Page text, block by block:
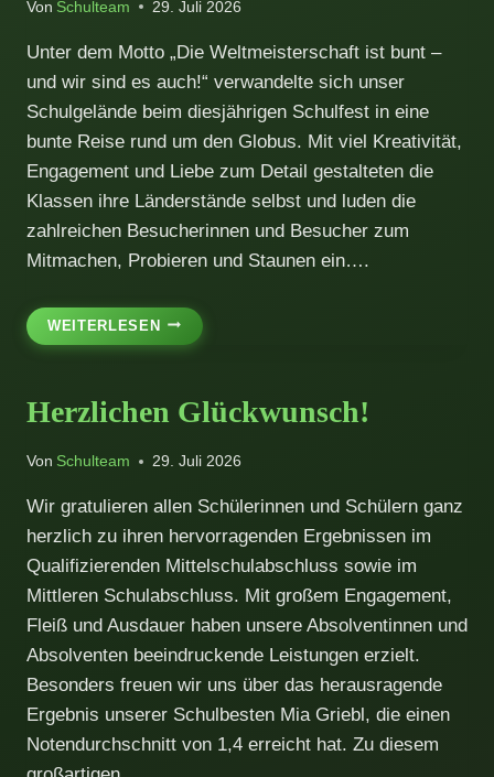
Von Schulteam 29. Juli 2026
Unter dem Motto „Die Weltmeisterschaft ist bunt –
und wir sind es auch!“ verwandelte sich unser
Schulgelände beim diesjährigen Schulfest in eine
bunte Reise rund um den Globus. Mit viel Kreativität,
Engagement und Liebe zum Detail gestalteten die
Klassen ihre Länderstände selbst und luden die
zahlreichen Besucherinnen und Besucher zum
Mitmachen, Probieren und Staunen ein….
WEITERLESENDIE
WELTMEISTERSCHAFT
–
WIR
ES
Herzlichen Glückwunsch!
Von Schulteam 29. Juli 2026
Wir gratulieren allen Schülerinnen und Schülern ganz
herzlich zu ihren hervorragenden Ergebnissen im
Qualifizierenden Mittelschulabschluss sowie im
Mittleren Schulabschluss. Mit großem Engagement,
Fleiß und Ausdauer haben unsere Absolventinnen und
Absolventen beeindruckende Leistungen erzielt.
Besonders freuen wir uns über das herausragende
Ergebnis unserer Schulbesten Mia Griebl, die einen
Notendurchschnitt von 1,4 erreicht hat. Zu diesem